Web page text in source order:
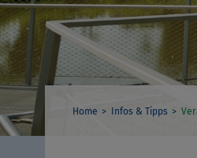
Home Infos & Tipps